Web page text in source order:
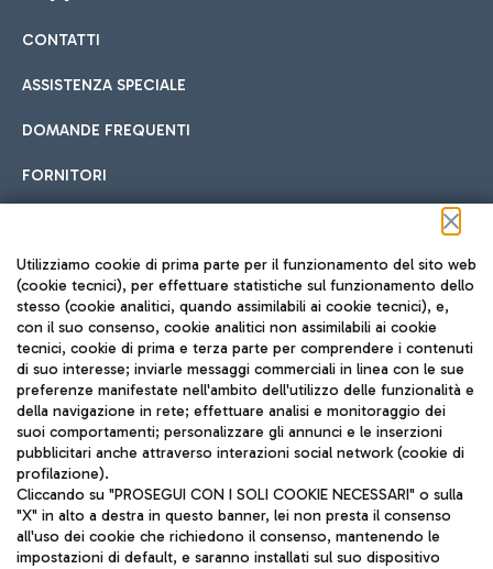
Cucina Internazionale
Fast Food
Pizza
Hotel in aeroporto
Scegli l'alloggio più adatto e approfitta della vicinanza
all'aeroporto.
Car sharing
Con il Car Sharing è ancora più facile spostarsi
Treno
Raggiungi velocemente l'aeroporto di Fiumicino da Roma
tramite i servizi ferroviari Trenitalia.
CONTATTI
ASSISTENZA SPECIALE
DOMANDE FREQUENTI
FORNITORI
Seguici sui social
TRAVEL JOURNAL
ITA
Utilizziamo cookie di prima parte per il funzionamento del sito web
(cookie tecnici), per effettuare statistiche sul funzionamento dello
stesso (cookie analitici, quando assimilabili ai cookie tecnici), e,
con il suo consenso, cookie analitici non assimilabili ai cookie
tecnici, cookie di prima e terza parte per comprendere i contenuti
di suo interesse; inviarle messaggi commerciali in linea con le sue
preferenze manifestate nell'ambito dell'utilizzo delle funzionalità e
della navigazione in rete; effettuare analisi e monitoraggio dei
suoi comportamenti; personalizzare gli annunci e le inserzioni
pubblicitari anche attraverso interazioni social network (cookie di
profilazione).
Cliccando su "PROSEGUI CON I SOLI COOKIE NECESSARI" o sulla
"X" in alto a destra in questo banner, lei non presta il consenso
all'uso dei cookie che richiedono il consenso, mantenendo le
impostazioni di default, e saranno installati sul suo dispositivo